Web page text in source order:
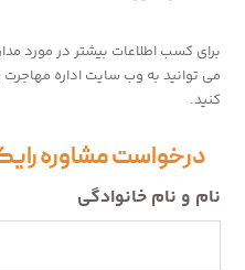
برای کسب اطلاعات بیشتر در مورد
کنید.
درخواست مشاوره
نام و نام خانوادگی